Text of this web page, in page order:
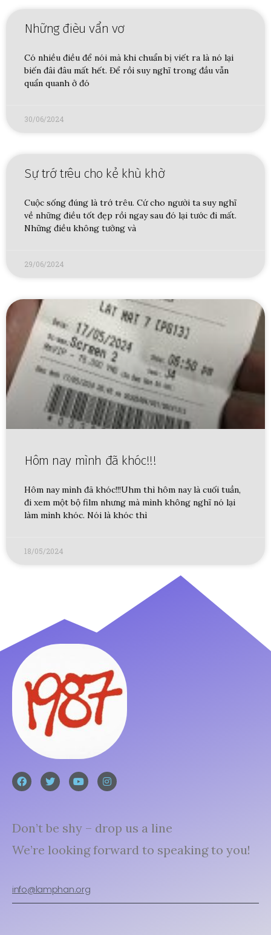
Những đièu vẩn vơ
Có nhiều điều để nói mà khi chuẩn bị viết ra là nó lại
biến đâi đâu mất hết. Để rồi suy nghĩ trong đầu vẫn
quẩn quanh ở đó
30/06/2024
Sự trớ trêu cho kẻ khù khờ
Cuộc sống đúng là trớ trêu. Cứ cho người ta suy nghĩ
về những điều tốt đẹp rồi ngay sau đó lại tước đi mất.
Những điều không tưởng và
29/06/2024
Hôm nay mình đã khóc!!!
Hôm nay mình đã khóc!!!Uhm thì hôm nay là cuối tuần,
đi xem một bộ film nhưng mà mình không nghĩ nó lại
làm mình khóc. Nói là khóc thì
18/05/2024
Don’t be shy – drop us a line
We’re looking forward to speaking to you!
info@lamphan.org